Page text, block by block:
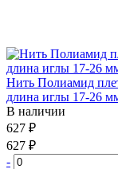
Нить Полиамид
длина иглы 17-26
В наличии
627 ₽
627 ₽
-